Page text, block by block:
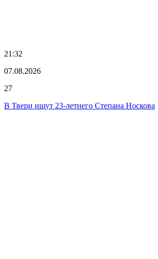
21:32
07.08.2026
27
В Твери ищут 23-летнего Степана Носкова